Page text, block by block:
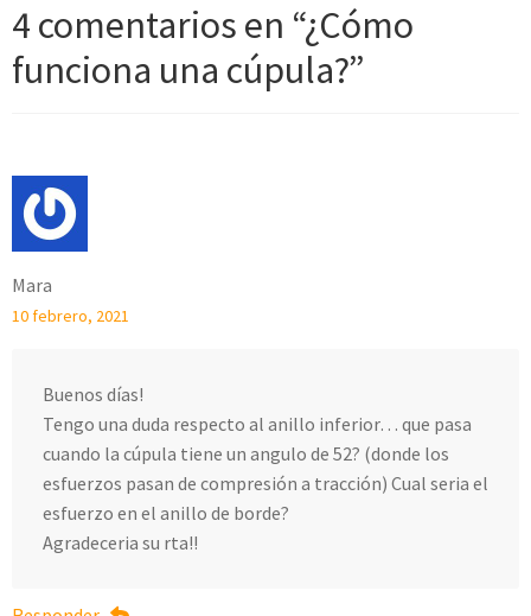
4 comentarios en “¿Cómo
funciona una cúpula?”
Mara
10 febrero, 2021
Buenos días!
Tengo una duda respecto al anillo inferior… que pasa
cuando la cúpula tiene un angulo de 52? (donde los
esfuerzos pasan de compresión a tracción) Cual seria el
esfuerzo en el anillo de borde?
Agradeceria su rta!!